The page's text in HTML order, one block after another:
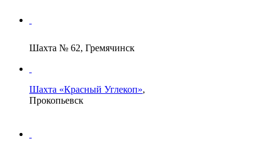
Шахта № 62, Гремячинск
Шахта «Красный Углекоп»,
Прокопьевск